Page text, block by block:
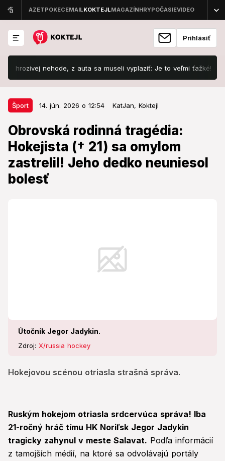
Prihlásiť
nehode, z auta sa museli vyplaziť: Je to veľmi ťažké!
Šport 14. jún. 2026 o 12:54 KatJan, Koktejl
Obrovská rodinná tragédia:
Hokejista († 21) sa omylom
zastrelil! Jeho dedko neuniesol
bolesť
Útočník Jegor Jadykin.
Zdroj: X/russia hockey
Hokejovou scénou otriasla strašná správa.
Šport 14. jún. 2026 o 12:54
Obrovská rodinná tragédia:
Hokejista († 21) sa omylom
zastrelil! Jeho dedko neuniesol
bolesť
Ruským hokejom otriasla srdcervúca správa! Iba
21-ročný hráč tímu HK Noriľsk Jegor Jadykin
tragicky zahynul v meste Salavat. Podľa informácií
z tamojších médií, na ktoré sa odvolávajú portály